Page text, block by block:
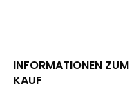
INFORMATIONEN ZUM
KAUF